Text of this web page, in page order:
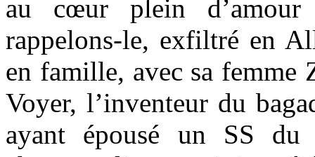
au cœur plein
rappelons-le, exfiltré en
en famille, avec sa femme
Voyer, l’inventeur du
ayant épousé un SS